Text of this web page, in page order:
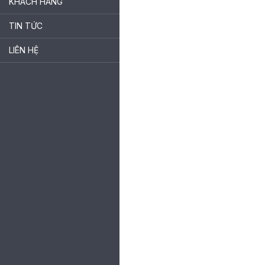
ĐỒNG
PHỤC
BẢO
TIN TỨC
LIÊN HỆ